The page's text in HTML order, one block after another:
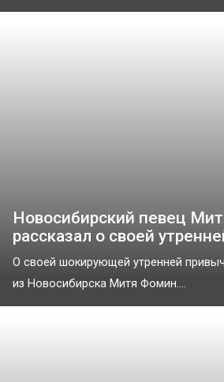
Новосибирский певец
рассказал о своей
О своей шокирующей утренней
из Новосибирска Митя Фомин....